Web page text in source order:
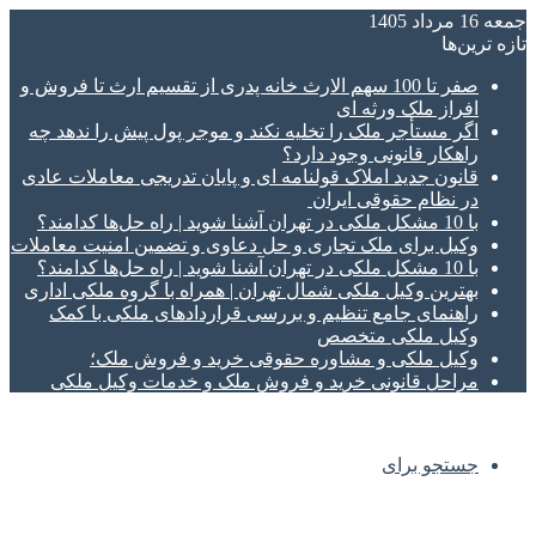
جمعه 16 مرداد 1405
تازه‌ ترین‌ها
صفر تا 100 سهم الارث خانه پدری از تقسیم ارث تا فروش و
افراز ملک ورثه ای
اگر مستأجر ملک را تخلیه نکند و موجر پول پیش را ندهد چه
راهکار قانونی وجود دارد؟
قانون جدید املاک قولنامه ای و پایان تدریجی معاملات عادی
در نظام حقوقی ایران
با 10 مشکل ملکی در تهران آشنا شوید | راه حل‌ها کدامند؟
وکیل برای ملک تجاری و حل دعاوی و تضمین امنیت معاملات
با 10 مشکل ملکی در تهران آشنا شوید | راه حل‌ها کدامند؟
بهترین وکیل ملکی شمال تهران | همراه با گروه ملکی اداری
راهنمای جامع تنظیم و بررسی قراردادهای ملکی با کمک
وکیل ملکی متخصص
وکیل ملکی و مشاوره حقوقی خرید و فروش ملک؛
مراحل قانونی خرید و فروش ملک و خدمات وکیل ملکی
جستجو برای